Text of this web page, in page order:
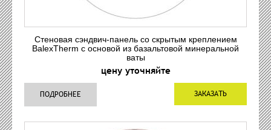
Стеновая сэндвич-панель со скрытым креплением
BalexTherm с основой из базальтовой минеральной
ваты
цену уточняйте
ЗАКАЗАТЬ
ПОДРОБНЕЕ